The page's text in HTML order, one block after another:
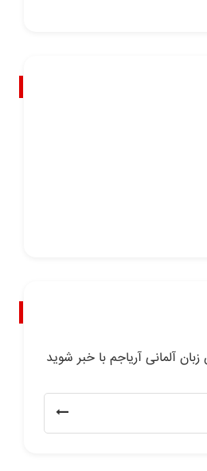
آلمانی آریاجم با خبر شوید